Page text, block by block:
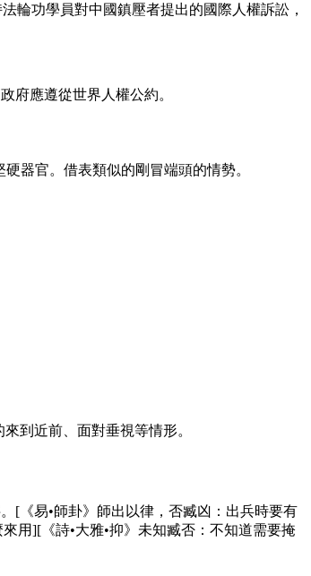
輪功學員對中國鎮壓者提出的國際人權訴訟，
府應遵從世界人權公約。
器官。借表類似的剛冒端頭的情勢。
到近前、面對垂視等情形。
[《易•師卦》師出以律，否臧凶：出兵時要有
用][《詩•大雅•抑》未知臧否：不知道需要掩